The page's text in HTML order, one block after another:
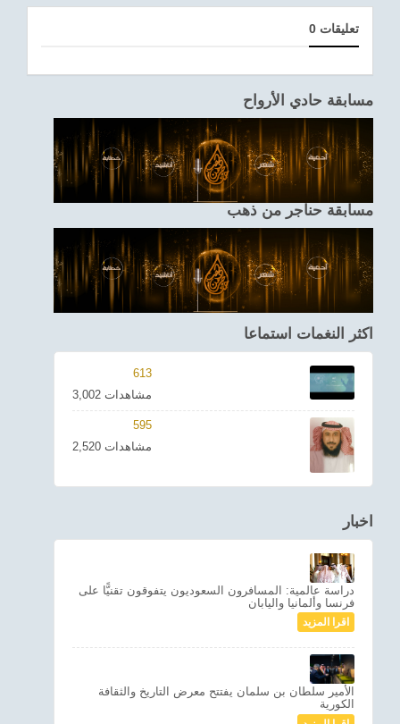
0 تعليقات
مسابقة حادي الأرواح
مسابقة حناجر من ذهب
اكثر النغمات استماعا
613
3,002 مشاهدات
595
2,520 مشاهدات
اخبار
دراسة عالمية: المسافرون السعوديون يتفوقون تقنيًّا على
فرنسا وألمانيا واليابان
اقرا المزيد
الأمير سلطان بن سلمان يفتتح معرض التاريخ والثقافة
الكورية